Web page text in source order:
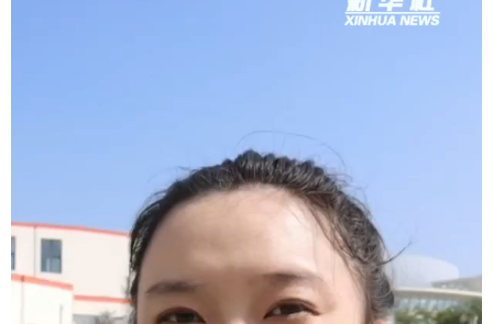
人居 信息化
学术中国 乡村振兴 银龄
旅游 能源
彩票 娱乐 时尚 悦读